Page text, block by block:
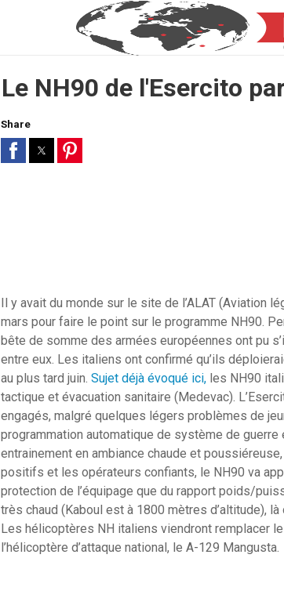
Le NH90 de l'Esercito
Share
Il y avait du monde sur le site de l’ALAT (Aviation
mars pour faire le point sur le programme NH90.
bête de somme des armées européennes ont pu
entre eux. Les italiens ont confirmé qu’ils
au plus tard juin. Sujet déjà évoqué ici, les NH90
tactique et évacuation sanitaire (Medevac).
engagés, malgré quelques légers problèmes de
programmation automatique de système de guerre
entrainement en ambiance chaude et
positifs et les opérateurs confiants, le NH90 va
protection de l’équipage que du rapport poids/
très chaud (Kaboul est à 1800 mètres d’altitude),
Les hélicoptères NH italiens viendront remplacer
l’hélicoptère d’attaque national, le A-129 Mangusta.